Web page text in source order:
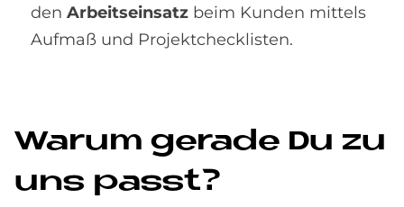
den Arbeitseinsatz beim Kunden mittels
Aufmaß und Projektchecklisten.
Wa­rum ge­ra­de Du zu
uns passt?